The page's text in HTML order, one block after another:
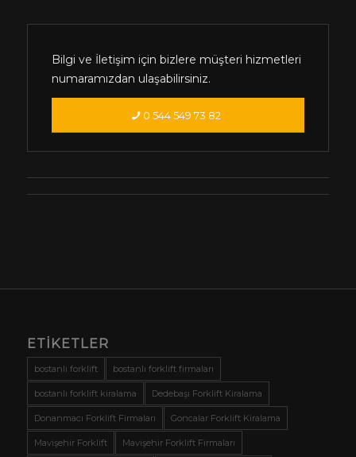
Bilgi ve İletişim için bizlere müşteri hizmetleri
numaramızdan ulaşabilirsiniz.
0 544 549 73 82
ETIKETLER
bostanlı forklift bostanlı forklift firmaları
bostanlı forklift kiralama Dedebaşı Forklift Kiralama
Donanmacı Forklift Firmaları Goncalar Forklift Kiralama
Mavişehir Forklift Mavişehir Forklift Firmaları